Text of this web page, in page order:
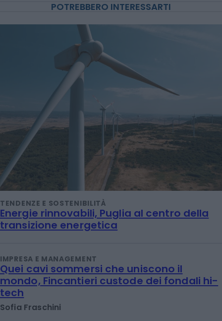
POTREBBERO INTERESSARTI
TENDENZE E SOSTENIBILITÀ
Energie rinnovabili, Puglia al centro della
transizione energetica
IMPRESA E MANAGEMENT
Quei cavi sommersi che uniscono il
mondo, Fincantieri custode dei fondali hi-
tech
Sofia Fraschini